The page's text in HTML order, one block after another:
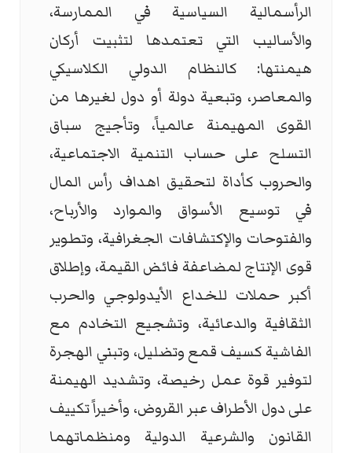
الرأسمالية السياسية في الممارسة،
والأساليب التي تعتمدها لتثبيت أركان
هيمنتها: كالنظام الدولي الكلاسيكي
والمعاصر، وتبعية دولة أو دول لغيرها من
القوى المهيمنة عالمياً، وتأجيج سباق
التسلح على حساب التنمية الاجتماعية،
والحروب كأداة لتحقيق اهداف رأس المال
في توسيع الأسواق والموارد والأرباح،
والفتوحات والإكتشافات الجغرافية، وتطوير
قوى الإنتاج لمضاعفة فائض القيمة، وإطلاق
أكبر حملات للخداع الأيدولوجي والحرب
الثقافية والدعائية، وتشجيع التخادم مع
الفاشية كسيف قمع وتضليل، وتبني الهجرة
لتوفير قوة عمل رخيصة، وتشديد الهيمنة
على دول الأطراف عبر القروض، وأخيراً تكييف
القانون والشرعية الدولية ومنظماتهما